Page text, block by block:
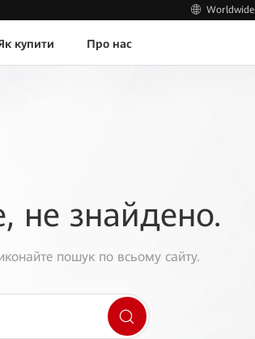
Worldwide
купити Про нас
не знайдено.
пошук по всьому сайту.